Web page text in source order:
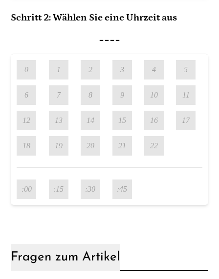
Schritt 2: Wählen Sie eine Uhrzeit aus
____
0 1 2 3 4 5
6 7 8 9 10 11
12 13 14 15 16 17
18 19 20 21 22
:00 :15 :30 :45
Fragen zum Artikel